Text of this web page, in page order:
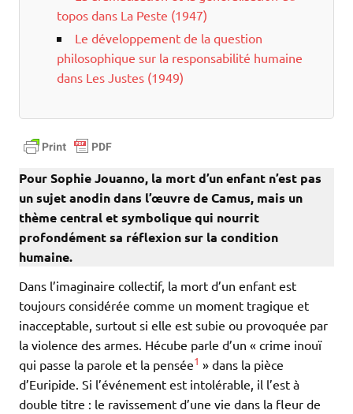
topos dans La Peste (1947)
Le développement de la question
philosophique sur la responsabilité humaine
dans Les Justes (1949)
Pour Sophie Jouanno, la mort d’un enfant n’est pas
un sujet anodin dans l’œuvre de Camus, mais un
thème central et symbolique qui nourrit
profondément sa réflexion sur la condition
humaine.
Dans l’imaginaire collectif, la mort d’un enfant est
toujours considérée comme un moment tragique et
inacceptable, surtout si elle est subie ou provoquée par
la violence des armes. Hécube parle d’un « crime inouï
qui passe la parole et la pensée1 » dans la pièce
d’Euripide. Si l’événement est intolérable, il l’est à
double titre : le ravissement d’une vie dans la fleur de